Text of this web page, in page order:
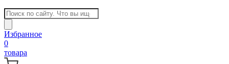
Поиск
товаров
Избранное
0
товара